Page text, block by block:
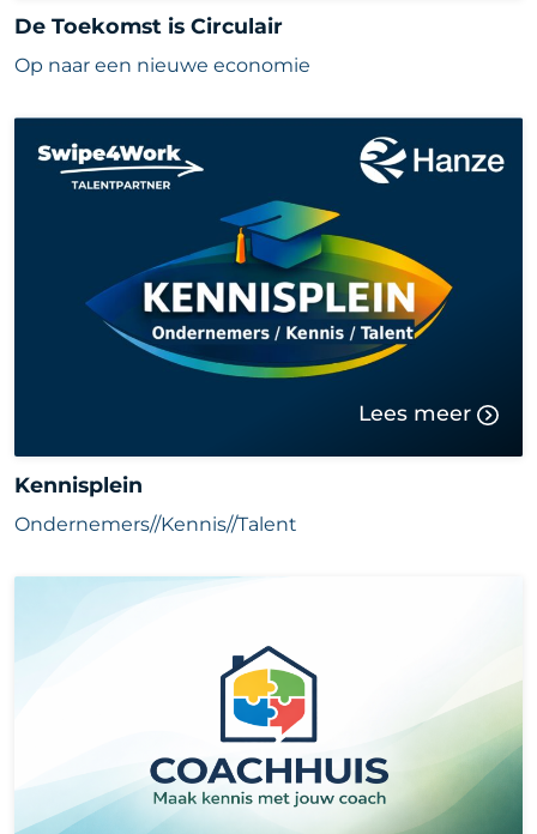
De Toekomst is Circulair
Op naar een nieuwe economie
Lees meer
Kennisplein
Ondernemers//Kennis//Talent